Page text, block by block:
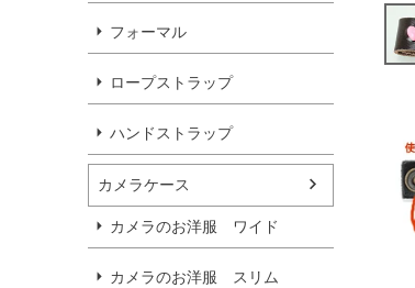
フォーマル
ロープストラップ
ハンドストラップ
カメラケース
カメラのお洋服 ワイド
カメラのお洋服 スリム